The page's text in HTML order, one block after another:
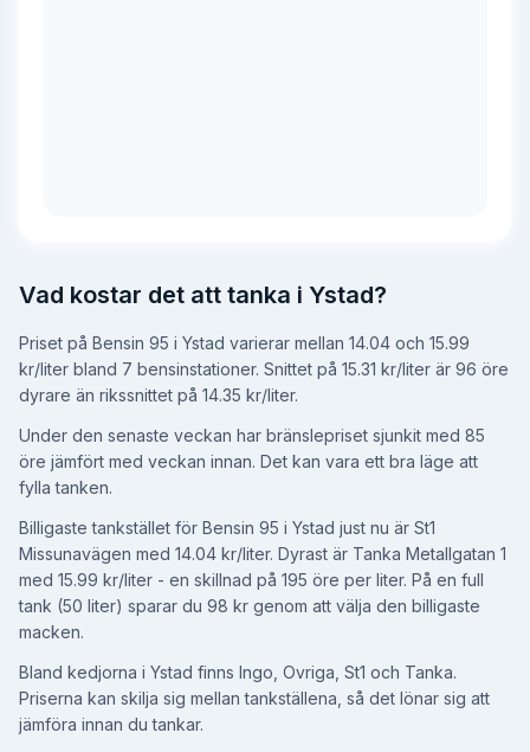
Vad kostar det att tanka i Ystad?
Priset på Bensin 95 i Ystad varierar mellan 14.04 och 15.99
kr/liter bland 7 bensinstationer. Snittet på 15.31 kr/liter är 96 öre
dyrare än rikssnittet på 14.35 kr/liter.
Under den senaste veckan har bränslepriset sjunkit med 85
öre jämfört med veckan innan. Det kan vara ett bra läge att
fylla tanken.
Billigaste tankstället för Bensin 95 i Ystad just nu är St1
Missunavägen med 14.04 kr/liter. Dyrast är Tanka Metallgatan 1
med 15.99 kr/liter - en skillnad på 195 öre per liter. På en full
tank (50 liter) sparar du 98 kr genom att välja den billigaste
macken.
Bland kedjorna i Ystad finns Ingo, Ovriga, St1 och Tanka.
Priserna kan skilja sig mellan tankställena, så det lönar sig att
jämföra innan du tankar.